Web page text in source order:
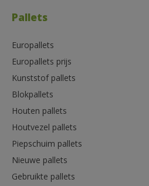
Pallets
Europallets
Europallets prijs
Kunststof pallets
Blokpallets
Houten pallets
Houtvezel pallets
Piepschuim pallets
Nieuwe pallets
Gebruikte pallets